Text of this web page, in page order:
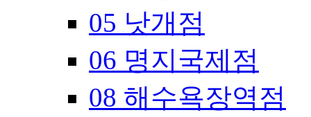
05 낫개점
06 명지국제점
08 해수욕장역점